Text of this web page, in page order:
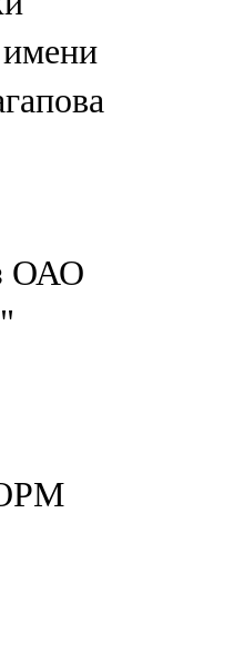
имени
ОАО